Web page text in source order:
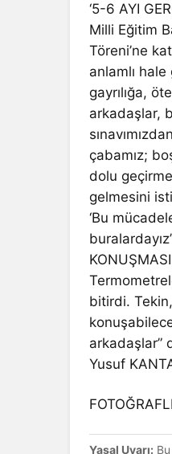
‘5-6 AYI
Milli Eğitim
Töreni’ne
anlamlı
gayrılığa,
arkadaşlar,
çabamız;
dolu
gelmesini
‘Bu
bitirdi.
arkadaşlar”
Yusuf
FOTOĞRAFLI
Yasal Uyarı: